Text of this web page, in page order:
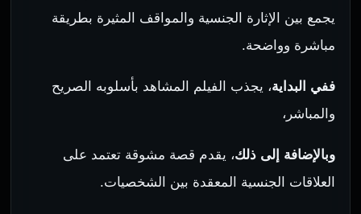
يجمع بين الإثارة الجنسية والمواقف المثيرة بطريقة
مباشرة وواضحة.
ففي البداية، يجذب الفيلم المشاهد بأسلوبه الصريح
والمباشر،
وبالإضافة إلى ذلك، يقدم قصة مشوقة تعتمد على
العلاقات الجنسية المعقدة بين الشخصيات.